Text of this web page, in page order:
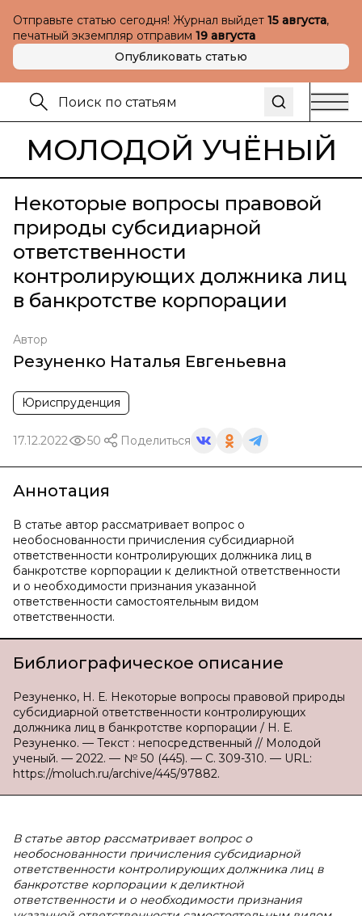
Отправьте статью сегодня! Журнал выйдет 15 августа,
печатный экземпляр отправим 19 августа
Опубликовать статью
МОЛОДОЙ УЧЁНЫЙ
Некоторые вопросы правовой
природы субсидиарной
ответственности
контролирующих должника лиц
в банкротстве корпорации
Автор
Резуненко Наталья Евгеньевна
Юриспруденция
17.12.2022 50 Поделиться
Аннотация
В статье автор рассматривает вопрос о
необоснованности причисления субсидиарной
ответственности контролирующих должника лиц в
банкротстве корпорации к деликтной ответственности
и о необходимости признания указанной
ответственности самостоятельным видом
ответственности.
Библиографическое описание
Резуненко, Н. Е. Некоторые вопросы правовой природы
субсидиарной ответственности контролирующих
должника лиц в банкротстве корпорации / Н. Е.
Резуненко. — Текст : непосредственный // Молодой
ученый. — 2022. — № 50 (445). — С. 309-310. — URL:
https://moluch.ru/archive/445/97882.
В статье автор рассматривает вопрос о
необоснованности причисления субсидиарной
ответственности контролирующих должника лиц в
банкротстве корпорации к деликтной
ответственности и о необходимости признания